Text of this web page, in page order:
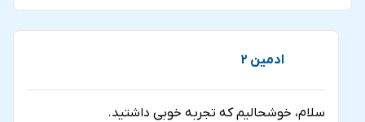
ادمین 2
سلام، خوشحالیم که تجربه خوبی داشتید.